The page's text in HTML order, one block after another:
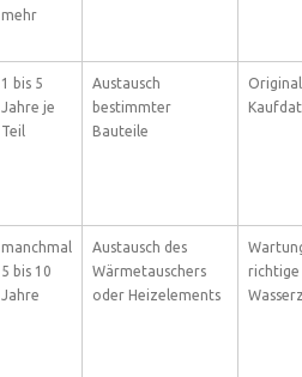
mehr
1 bis 5
Jahre je
Teil
Austausch
bestimmter
Bauteile
manchmal
5 bis 10
Jahre
Austausch des
Wärmetauschers
oder Heizelements
richtige